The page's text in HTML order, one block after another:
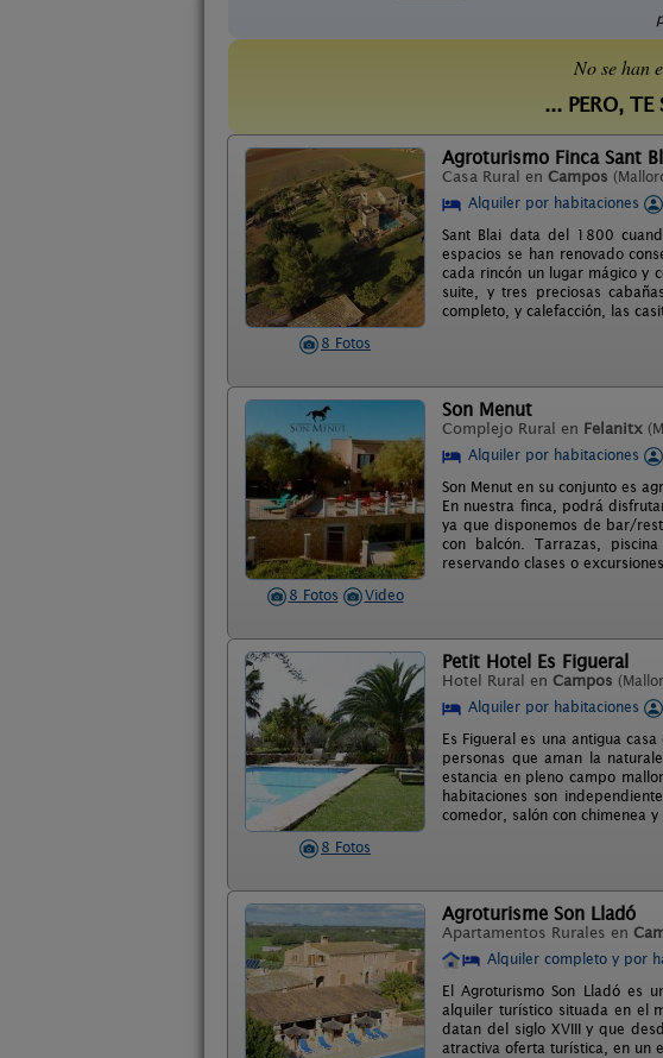
No se han
... PERO, TE
8 Fotos
Agroturismo Finca Sant
Casa Rural en Campos
Alquiler por habitaciones
Sant Blai data del 1800
espacios se han renovado
cada rincón un lugar mágico y
suite, y tres preciosas
completo, y calefacción, las
8 Fotos Video
Son Menut
Complejo Rural en Felanitx
Alquiler por habitaciones
Son Menut en su conjunto es
En nuestra finca, podrá
ya que disponemos de bar/
con balcón. Tarrazas,
reservando clases o
8 Fotos
Petit Hotel Es Figueral
Hotel Rural en Campos
Alquiler por habitaciones
Es Figueral es una antigua
personas que aman la
estancia en pleno campo
habitaciones son
comedor, salón con chimenea
Agroturisme Son Lladó
Apartamentos Rurales en
Alquiler completo y por
El Agroturismo Son Lladó es
alquiler turístico situada en el
datan del siglo XVIII y que
atractiva oferta turística, en un